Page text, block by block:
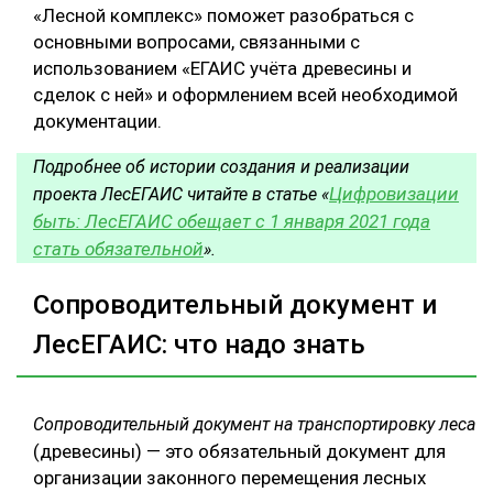
«Лесной комплекс» поможет разобраться с
основными вопросами, связанными с
использованием «ЕГАИС учёта древесины и
сделок с ней» и оформлением всей необходимой
документации.
Подробнее об истории создания и реализации
проекта ЛесЕГАИС читайте в статье «Цифровизации
быть: ЛесЕГАИС обещает с 1 января 2021 года
стать обязательной».
Сопроводительный документ и
ЛесЕГАИС: что надо знать
Сопроводительный документ на транспортировку леса
(древесины) — это обязательный документ для
организации законного перемещения лесных